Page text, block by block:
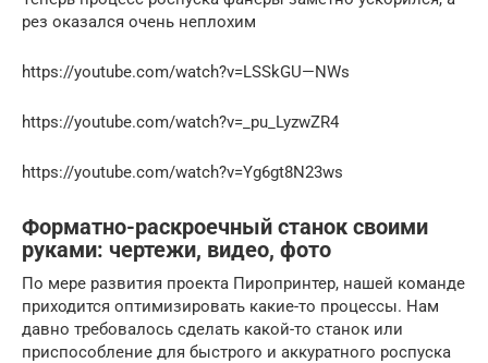
рез оказался очень неплохим
https://youtube.com/watch?v=LSSkGU—NWs
https://youtube.com/watch?v=_pu_LyzwZR4
https://youtube.com/watch?v=Yg6gt8N23ws
Форматно-раскроечный станок своими
руками: чертежи, видео, фото
По мере развития проекта Пиропринтер, нашей команде
приходится оптимизировать какие-то процессы. Нам
давно требовалось сделать какой-то станок или
приспособление для быстрого и аккуратного роспуска